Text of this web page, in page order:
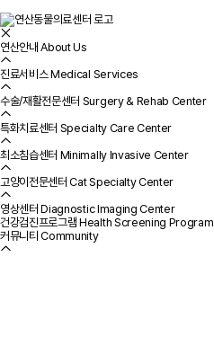
연산안내About Us
진료서비스Medical Services
수술/재활전문센터 Surgery & Rehab Center
특화치료센터 Specialty Care Center
최소침습센터 Minimally Invasive Center
고양이전문센터Cat Specialty Center
영상센터Diagnostic Imaging Center
건강검진프로그램Health Screening Program
커뮤니티Community